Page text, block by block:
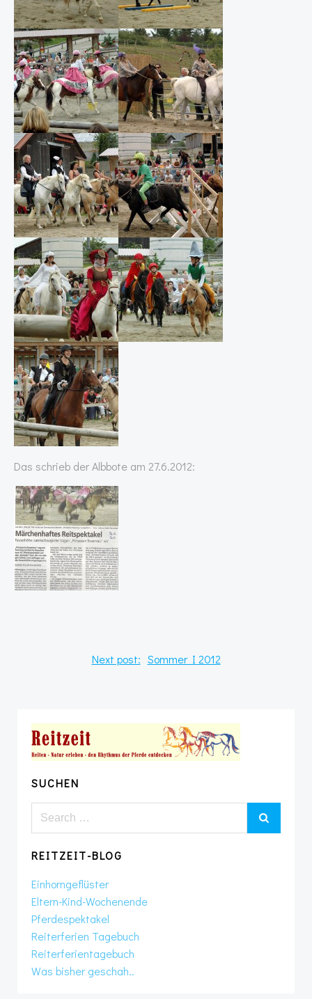
Das schrieb der Albbote am 27.6.2012:
Next post: Sommer I 2012
SUCHEN
Search
REITZEIT-BLOG
Einhorngeflüster
Eltern-Kind-Wochenende
Pferdespektakel
Reiterferien Tagebuch
Reiterferientagebuch
Was bisher geschah..